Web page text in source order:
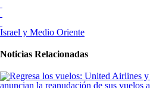
Israel y Medio Oriente
Noticias Relacionadas